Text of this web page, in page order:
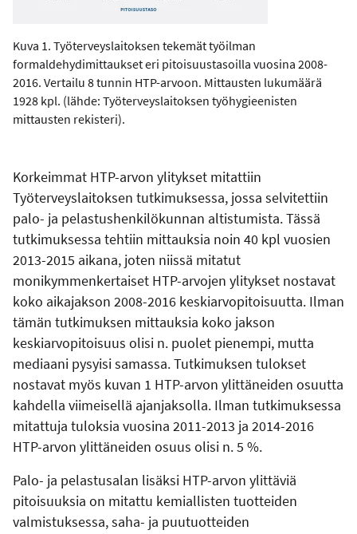
Kuva 1. Työterveyslaitoksen tekemät työilman
formaldehydimittaukset eri pitoisuustasoilla vuosina 2008-
2016. Vertailu 8 tunnin HTP-arvoon. Mittausten lukumäärä
1928 kpl. (lähde: Työterveyslaitoksen työhygieenisten
mittausten rekisteri).
Korkeimmat HTP-arvon ylitykset mitattiin
Työterveyslaitoksen tutkimuksessa, jossa selvitettiin
palo- ja pelastushenkilökunnan altistumista. Tässä
tutkimuksessa tehtiin mittauksia noin 40 kpl vuosien
2013-2015 aikana, joten niissä mitatut
monikymmenkertaiset HTP-arvojen ylitykset nostavat
koko aikajakson 2008-2016 keskiarvopitoisuutta. Ilman
tämän tutkimuksen mittauksia koko jakson
keskiarvopitoisuus olisi n. puolet pienempi, mutta
mediaani pysyisi samassa. Tutkimuksen tulokset
nostavat myös kuvan 1 HTP-arvon ylittäneiden osuutta
kahdella viimeisellä ajanjaksolla. Ilman tutkimuksessa
mitattuja tuloksia vuosina 2011-2013 ja 2014-2016
HTP-arvon ylittäneiden osuus olisi n. 5 %.
Palo- ja pelastusalan lisäksi HTP-arvon ylittäviä
pitoisuuksia on mitattu kemiallisten tuotteiden
valmistuksessa, saha- ja puutuotteiden